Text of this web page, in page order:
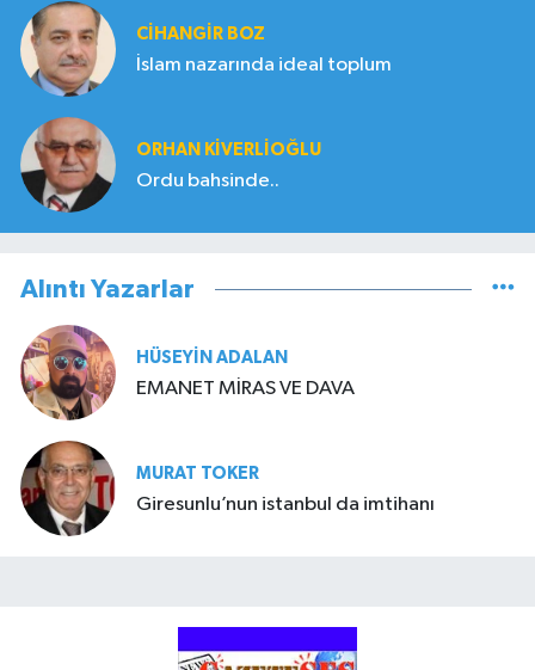
CIHANGIR BOZ
İslam nazarında ideal toplum
ORHAN KIVERLIOĞLU
Ordu bahsinde..
Alıntı Yazarlar
HÜSEYIN ADALAN
EMANET MİRAS VE DAVA
MURAT TOKER
Giresunlu’nun istanbul da imtihanı